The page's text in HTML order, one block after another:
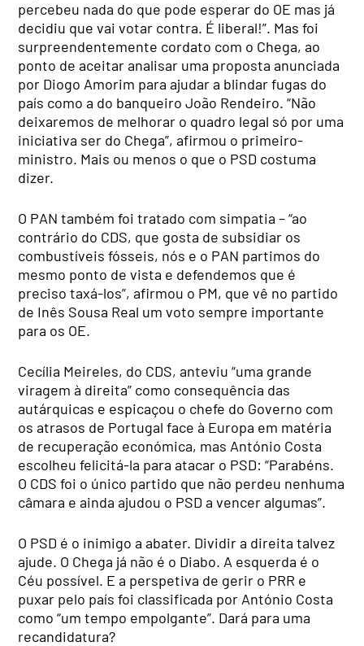
percebeu nada do que pode esperar do OE mas já
decidiu que vai votar contra. É liberal!”. Mas foi
surpreendentemente cordato com o Chega, ao
ponto de aceitar analisar uma proposta anunciada
por Diogo Amorim para ajudar a blindar fugas do
país como a do banqueiro João Rendeiro. “Não
deixaremos de melhorar o quadro legal só por uma
iniciativa ser do Chega”, afirmou o primeiro-
ministro. Mais ou menos o que o PSD costuma
dizer.
O PAN também foi tratado com simpatia – “ao
contrário do CDS, que gosta de subsidiar os
combustíveis fósseis, nós e o PAN partimos do
mesmo ponto de vista e defendemos que é
preciso taxá-los”, afirmou o PM, que vê no partido
de Inês Sousa Real um voto sempre importante
para os OE.
Cecília Meireles, do CDS, anteviu “uma grande
viragem à direita” como consequência das
autárquicas e espicaçou o chefe do Governo com
os atrasos de Portugal face à Europa em matéria
de recuperação económica, mas António Costa
escolheu felicitá-la para atacar o PSD: “Parabéns.
O CDS foi o único partido que não perdeu nenhuma
câmara e ainda ajudou o PSD a vencer algumas”.
O PSD é o inimigo a abater. Dividir a direita talvez
ajude. O Chega já não é o Diabo. A esquerda é o
Céu possível. E a perspetiva de gerir o PRR e
puxar pelo país foi classificada por António Costa
como “um tempo empolgante”. Dará para uma
recandidatura?